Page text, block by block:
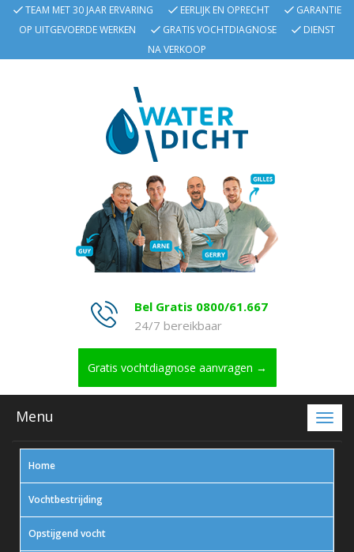
TEAM MET 30 JAAR ERVARING EERLIJK EN OPRECHT
GARANTIE
OP UITGEVOERDE WERKEN
GRATIS VOCHTDIAGNOSE
DIENST
NA VERKOOP
Bel Gratis 0800/61.667
24/7 bereikbaar
Gratis vochtdiagnose aanvragen →
Menu
Home
Vochtbestrijding
Opstijgend vocht